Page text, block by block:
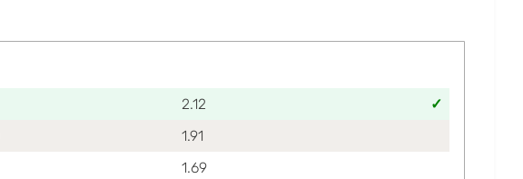
2.12
1.91
1.69